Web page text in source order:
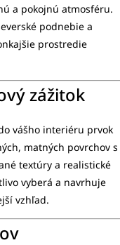
a pokojnú atmosféru.
podnebie a
prostredie
zážitok
vášho interiéru prvok
matných povrchov s
textúry a realistické
vyberá a navrhuje
vzhľad.